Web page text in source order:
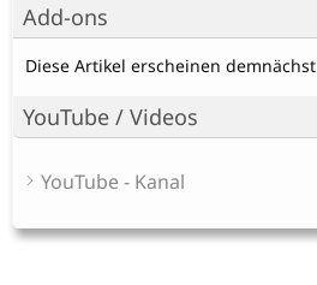
Add-ons
Diese Artikel erscheinen demnächst
YouTube / Videos
YouTube - Kanal